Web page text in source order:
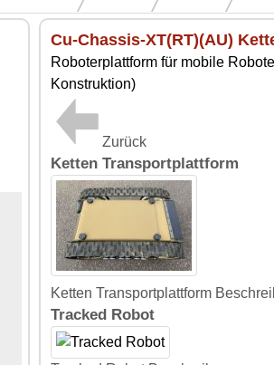
Cu-Chassis-XT(RT)(AU)
Roboterplattform für mobile
Konstruktion)
Zurück
Ketten Transportplattform
Ketten Transportplattform
Tracked Robot